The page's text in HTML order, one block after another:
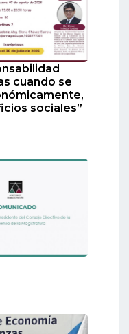
cuando se
sociales”